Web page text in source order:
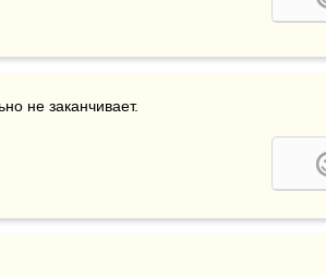
не заканчивает.